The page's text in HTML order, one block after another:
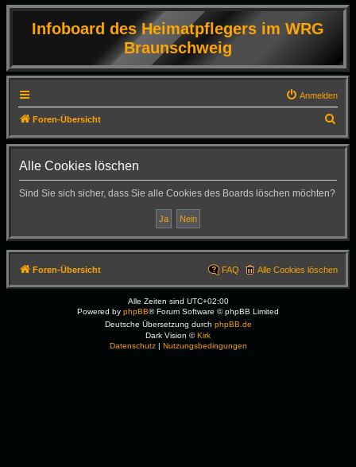
Infoboard des Heimatpflegers im WRG
Braunschweig
Anmelden
Foren-Übersicht
u
Alle Cookies löschen
Sind Sie sich sicher, dass Sie alle Cookies des Boards löschen möchten?
Foren-Übersicht Alle Cookies löschen
FAQ
Alle Zeiten sind UTC+02:00
Powered by phpBB® Forum Software © phpBB Limited
Deutsche Übersetzung durch phpBB.de
Dark Vision ©Kirk
Datenschutz| Nutzungsbedingungen